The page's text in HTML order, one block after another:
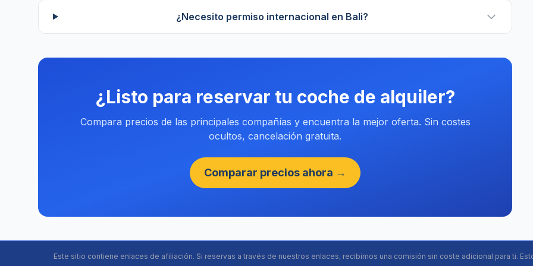
¿Necesito permiso internacional en Bali?
¿Listo para reservar tu coche de alquiler?
Compara precios de las principales compañías y encuentra la mejor oferta. Sin costes
ocultos, cancelación gratuita.
Comparar precios ahora →
Este sitio contiene enlaces de afiliación. Si reservas a través de nuestros enlaces, recibimos una comisión sin coste adicional para ti.